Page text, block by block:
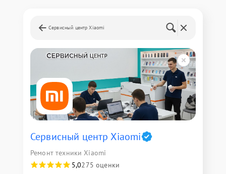
Сервисный центр Xiaomi
Сервисный центр Xiaomi
Ремонт техники Xiaomi
5,0275 оценки